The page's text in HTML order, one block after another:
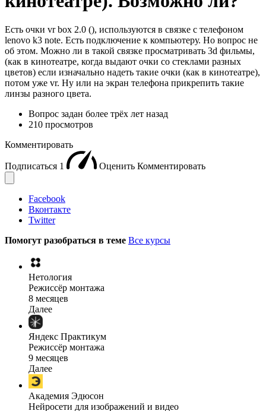
Есть очки vr box 2.0 (), используются в связке с телефоном
lenovo k3 note. Есть подключение к компьютеру. Но вопрос не
об этом. Можно ли в такой связке просматривать 3d фильмы,
(как в кинотеатре, когда выдают очки со стеклами разных
цветов) если изначально надеть такие очки (как в кинотеатре),
потом уже vr. Ну или на экран телефона прикрепить такие
линзы разного цвета.
Вопрос задан более трёх лет назад
210 просмотров
Комментировать
Подписаться 1 Оценить Комментировать
Facebook
Вконтакте
Twitter
Помогут разобраться в теме Все курсы
Нетология
Режиссёр монтажа
8 месяцев
Далее
Яндекс Практикум
Режиссёр монтажа
9 месяцев
Далее
Академия Эдюсон
Нейросети для изображений и видео